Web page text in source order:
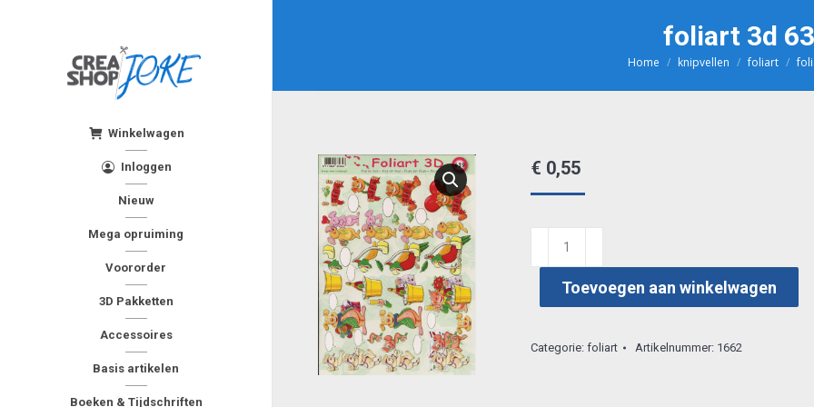
Winkelwagen
Inloggen
Nieuw
Mega opruiming
Voororder
3D Pakketten
Accessoires
Basis artikelen
Boeken & Tijdschriften
foliart 3d
Je bent hier:
Home knipvellen foliart
€ 0,55
foliart
3d
Toevoegen aan winkelwagen
Categorie: foliart Artikelnummer: 1662